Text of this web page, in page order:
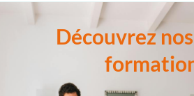
Découvrez